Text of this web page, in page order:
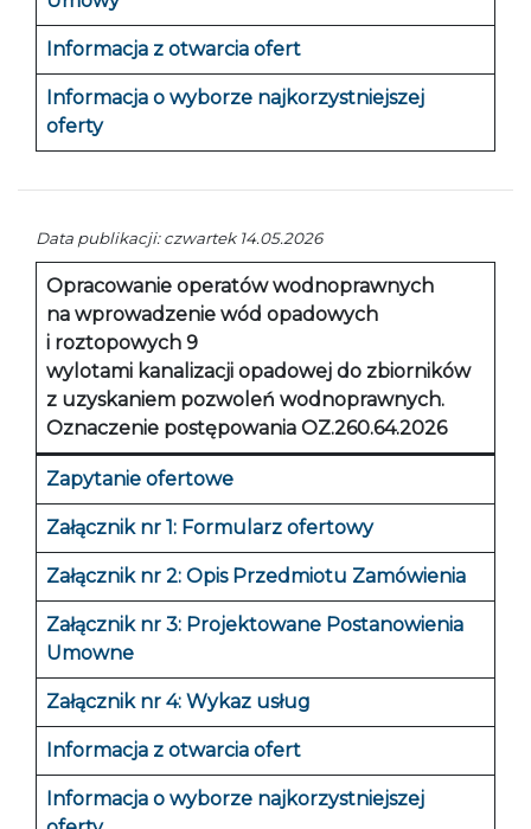
Informacja z otwarcia ofert
Informacja o wyborze najkorzystniejszej
oferty
Data publikacji: czwartek 14.05.2026
Opracowanie operatów wodnoprawnych
na wprowadzenie wód opadowych
i roztopowych 9
wylotami kanalizacji opadowej do zbiorników
z uzyskaniem pozwoleń wodnoprawnych.
Oznaczenie postępowania OZ.260.64.2026
Zapytanie ofertowe
Załącznik nr 1: Formularz ofertowy
Załącznik nr 2: Opis Przedmiotu Zamówienia
Załącznik nr 3: Projektowane Postanowienia
Umowne
Załącznik nr 4: Wykaz usług
Informacja z otwarcia ofert
Informacja o wyborze najkorzystniejszej